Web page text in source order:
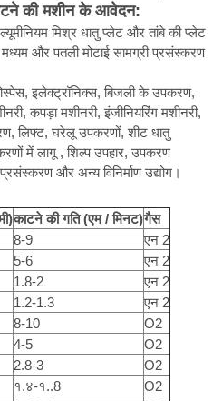
की मशीन के आवेदन:
मिश्र धातु प्लेट और तांबे की प्लेट
और पतली मोटाई सामग्री प्रसंस्करण
इलेक्ट्रॉनिक्स, बिजली के उपकरण,
कपड़ा मशीनरी, इंजीनियरिंग मशीनरी,
लिफ्ट, घरेलू उपकरणों, शीट धातु
में लागू , शिल्प उपहार, उपकरण
और अन्य विनिर्माण उद्योग।
काटने की गति (एम / मिनट)गैस
8-9
एन 2
5-6
एन 2
1.8-2
एन 2
1.2-1.3
एन 2
8-10
O2
4-5
O2
2.8-3
O2
१.४-१..8
O2